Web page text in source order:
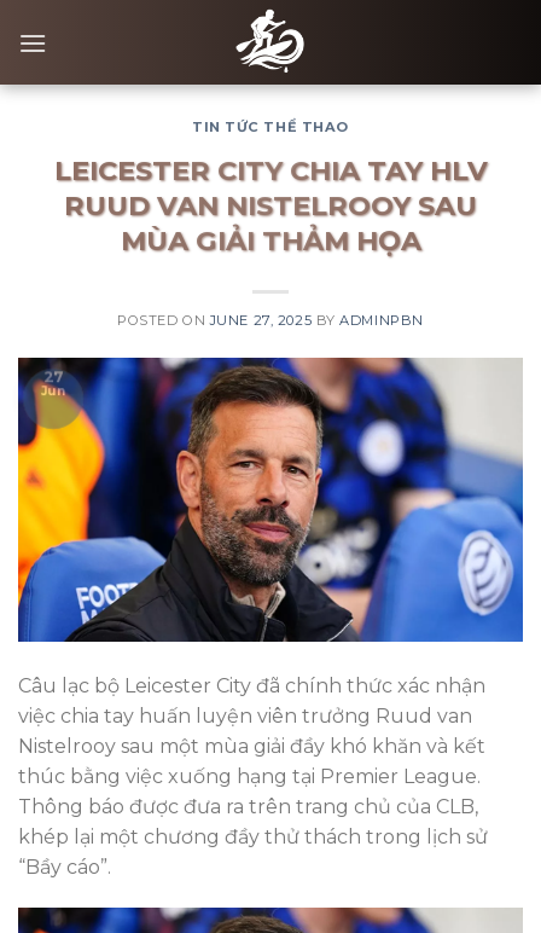
TIN TỨC THỂ THAO
LEICESTER CITY CHIA TAY HLV
RUUD VAN NISTELROOY SAU
MÙA GIẢI THẢM HỌA
POSTED ONJUNE 27, 2025 BYADMINPBN
27
Jun
Câu lạc bộ Leicester City đã chính thức xác nhận
việc chia tay huấn luyện viên trưởng Ruud van
Nistelrooy sau một mùa giải đầy khó khăn và kết
thúc bằng việc xuống hạng tại Premier League.
Thông báo được đưa ra trên trang chủ của CLB,
khép lại một chương đầy thử thách trong lịch sử
“Bầy cáo”.